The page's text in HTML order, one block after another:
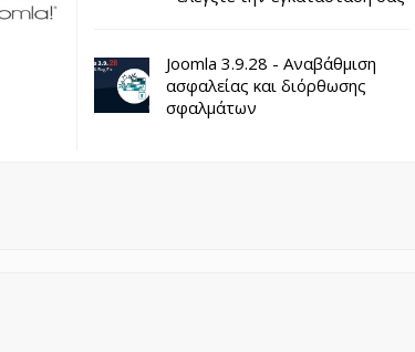
Joomla 3.9.28 - Αναβάθμιση
ασφαλείας και διόρθωσης
σφαλμάτων